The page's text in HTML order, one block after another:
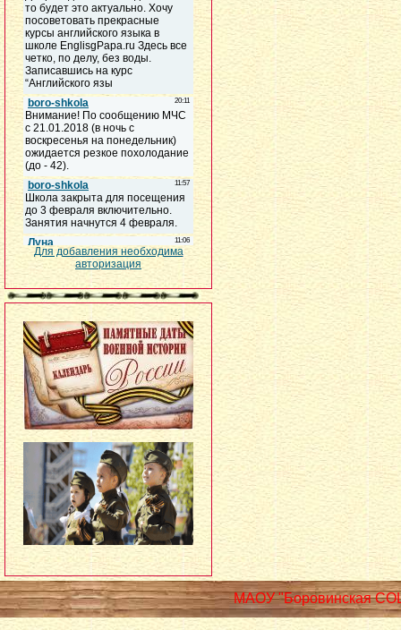
Для добавления необходима
авторизация
МАОУ "Боровинская